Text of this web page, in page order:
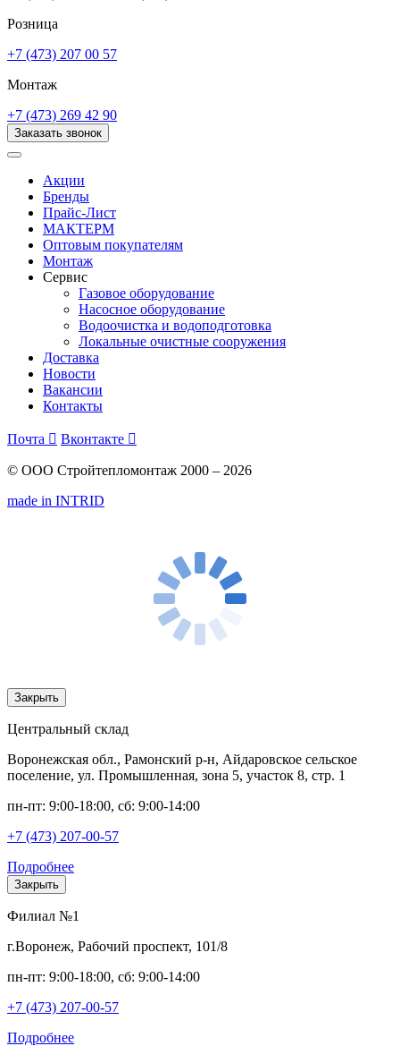
Розница
+7 (473) 207 00 57
Монтаж
+7 (473) 269 42 90
Заказать звонок
Акции
Бренды
Прайс-Лист
МАКТЕРМ
Оптовым покупателям
Монтаж
Сервис
Газовое оборудование
Насосное оборудование
Водоочистка и водоподготовка
Локальные очистные сооружения
Доставка
Новости
Вакансии
Контакты
Почта  Вконтакте 
© ООО Стройтепломонтаж 2000 – 2026
made in INTRID
Закрыть
Центральный склад
Воронежская обл., Рамонский р-н, Айдаровское сельское
поселение, ул. Промышленная, зона 5, участок 8, стр. 1
пн-пт: 9:00-18:00, сб: 9:00-14:00
+7 (473) 207-00-57
Подробнее
Закрыть
Филиал №1
г.Воронеж, Рабочий проспект, 101/8
пн-пт: 9:00-18:00, сб: 9:00-14:00
+7 (473) 207-00-57
Подробнее